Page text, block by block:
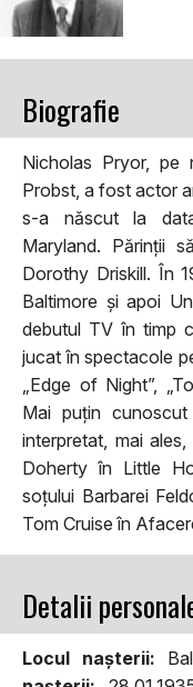
Biografie
Nicholas Pryor, pe
Probst, a fost actor
s-a născut la
Maryland. Părinții
Dorothy Driskill. În
Baltimore și apoi
debutul TV în timp
jucat în spectacole
„Edge of Night”,
Mai puțin
interpretat, mai
Doherty în Little
soțului Barbarei
Tom Cruise în
Detalii
Locul naşterii: